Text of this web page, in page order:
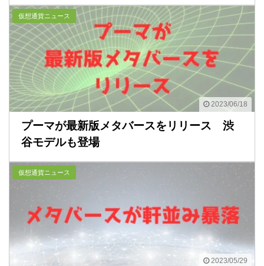
2023/06/18
仮想通貨ニュース
プーマが最新版メタバースをリリース 渋
谷モデルも登場
2023/05/29
仮想通貨ニュース